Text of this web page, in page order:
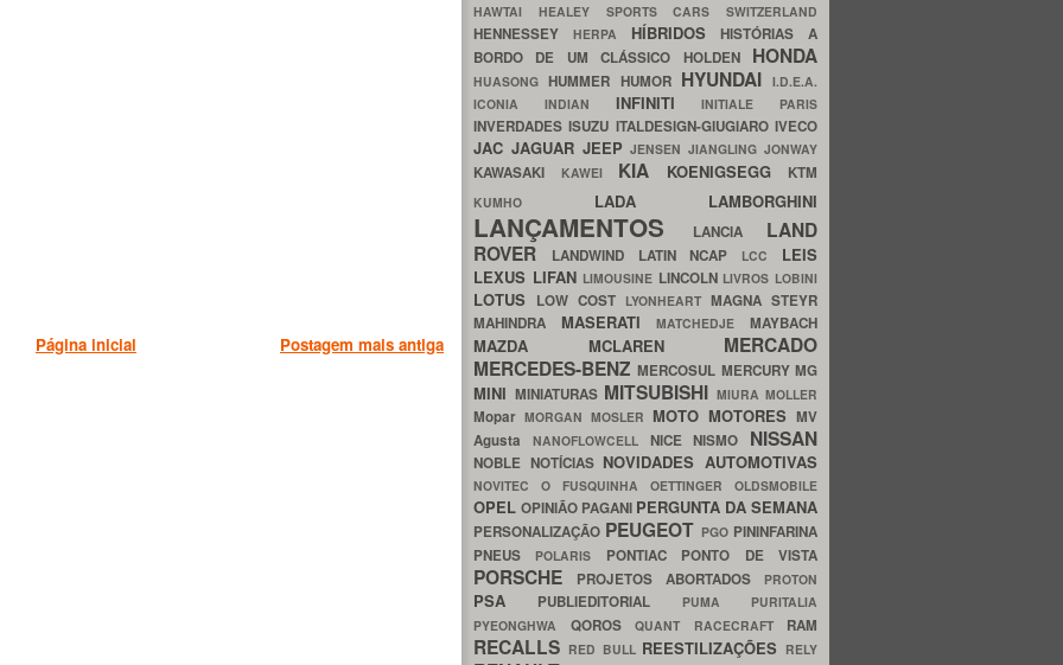
Postagem mais antiga
Página inicial
HAWTAI HEALEY SPORTS CARS SWITZERLAND
HENNESSEY HERPA HÍBRIDOSHISTÓRIAS A
BORDO DE UM CLÁSSICO HOLDEN HONDA
HUASONGHUMMER HUMOR HYUNDAI I.D.E.A.
ICONIA INDIAN INFINITIINITIALE PARIS
INVERDADESISUZU ITALDESIGN-GIUGIAROIVECO
JAC JAGUAR JEEPJENSENJIANGLINGJONWAY
KAWASAKI KAWEI KIA KOENIGSEGG KTM
KUMHO LADA LAMBORGHINI
LANÇAMENTOS LANCIA LAND
ROVER
LANDWIND LATIN NCAP LCC LEIS
LEXUS LIFAN LIMOUSINE LINCOLN LIVROS LOBINI
LOTUS LOW COST LYONHEART MAGNA STEYR
MAHINDRA MASERATIMATCHEDJEMAYBACH
MAZDA MCLAREN MERCADO
MERCEDES-BENZMERCOSUL MERCURYMG
MINI MINIATURAS MITSUBISHI MIURA MOLLER
Mopar MORGAN MOSLER MOTO MOTORES MV
Agusta NANOFLOWCELL NICENISMO NISSAN
NOBLE NOTÍCIAS NOVIDADES AUTOMOTIVAS
NOVITEC O FUSQUINHA OETTINGER OLDSMOBILE
OPEL OPINIÃO PAGANI PERGUNTA DA SEMANA
PERSONALIZAÇÃO PEUGEOT PGO PININFARINA
PNEUS
POLARIS PONTIAC PONTO DE VISTA
PORSCHE PROJETOS ABORTADOS PROTON
PSA PUBLIEDITORIAL PUMA PURITALIA
PYEONGHWA QOROS QUANT RACECRAFT RAM
RECALLS RED BULL REESTILIZAÇÕES RELY